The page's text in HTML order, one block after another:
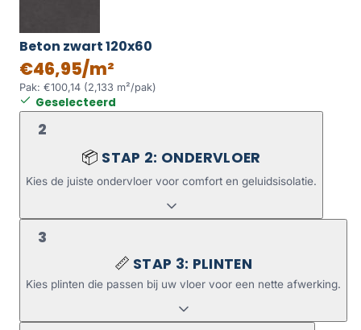
Beton zwart 120x60
€46,95/m²
Pak: €100,14 (2,133 m²/pak)
Geselecteerd
2
📦 STAP 2: ONDERVLOER
Kies de juiste ondervloer voor comfort en geluidsisolatie.
3
📏 STAP 3: PLINTEN
Kies plinten die passen bij uw vloer voor een nette afwerking.